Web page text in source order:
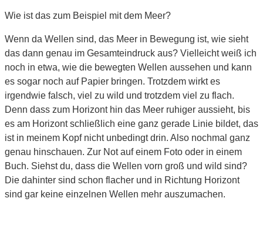
Wie ist das zum Beispiel mit dem Meer?
Wenn da Wellen sind, das Meer in Bewegung ist, wie sieht
das dann genau im Gesamteindruck aus? Vielleicht weiß ich
noch in etwa, wie die bewegten Wellen aussehen und kann
es sogar noch auf Papier bringen. Trotzdem wirkt es
irgendwie falsch, viel zu wild und trotzdem viel zu flach.
Denn dass zum Horizont hin das Meer ruhiger aussieht, bis
es am Horizont schließlich eine ganz gerade Linie bildet, das
ist in meinem Kopf nicht unbedingt drin. Also nochmal ganz
genau hinschauen. Zur Not auf einem Foto oder in einem
Buch. Siehst du, dass die Wellen vorn groß und wild sind?
Die dahinter sind schon flacher und in Richtung Horizont
sind gar keine einzelnen Wellen mehr auszumachen.